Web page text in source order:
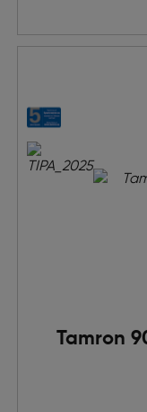
Tamron